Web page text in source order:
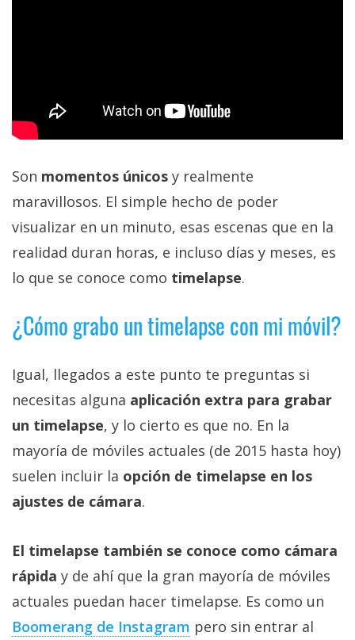
comunicación
digital donde
encontrarás
tecnología,
móviles,
ordenadores,
apps,
videojuegos,
comparativas,
trucos y
El Grupo
2026.Algunos
derechos
reservados.
Son momentos únicos y realmente
maravillosos. El simple hecho de poder
visualizar en un minuto, esas escenas que en la
realidad duran horas, e incluso días y meses, es
lo que se conoce como timelapse.
¿Cómo grabo un timelapse con mi móvil?
Igual, llegados a este punto te preguntas si
necesitas alguna aplicación extra para grabar
un timelapse, y lo cierto es que no. En la
mayoría de móviles actuales (de 2015 hasta hoy)
suelen incluir la opción de timelapse en los
ajustes de cámara.
El timelapse también se conoce como cámara
rápida y de ahí que la gran mayoría de móviles
actuales puedan hacer timelapse. Es como un
Boomerang de Instagram pero sin entrar al